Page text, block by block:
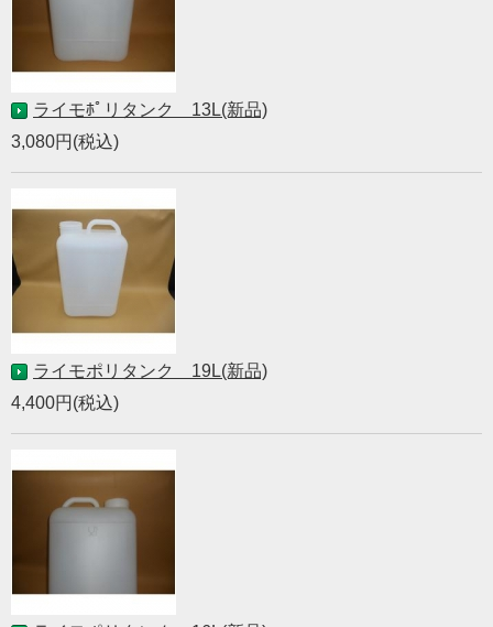
ライモﾎﾟリタンク 13L(新品)
3,080円(税込)
ライモポリタンク 19L(新品)
4,400円(税込)